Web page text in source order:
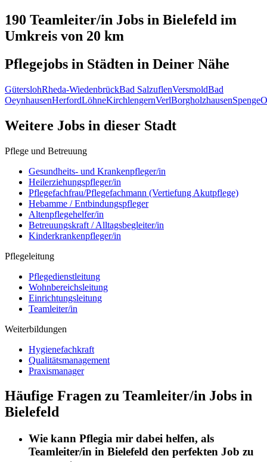
190 Teamleiter/in Jobs in Bielefeld im
Umkreis von 20 km
Pflegejobs in Städten in Deiner Nähe
GüterslohRheda-WiedenbrückBad SalzuflenVersmoldBad
OeynhausenHerfordLöhneKirchlengernVerlBorgholzhausenSpenge
Weitere Jobs in dieser Stadt
Pflege und Betreuung
Gesundheits- und Krankenpfleger/in
Heilerziehungspfleger/in
Pflegefachfrau/Pflegefachmann (Vertiefung Akutpflege)
Hebamme / Entbindungspfleger
Altenpflegehelfer/in
Betreuungskraft / Alltagsbegleiter/in
Kinderkrankenpfleger/in
Pflegeleitung
Pflegedienstleitung
Wohnbereichsleitung
Einrichtungsleitung
Teamleiter/in
Weiterbildungen
Hygienefachkraft
Qualitätsmanagement
Praxismanager
Häufige Fragen zu Teamleiter/in Jobs in
Bielefeld
Wie kann Pflegia mir dabei helfen, als
Teamleiter/in in Bielefeld den perfekten Job zu